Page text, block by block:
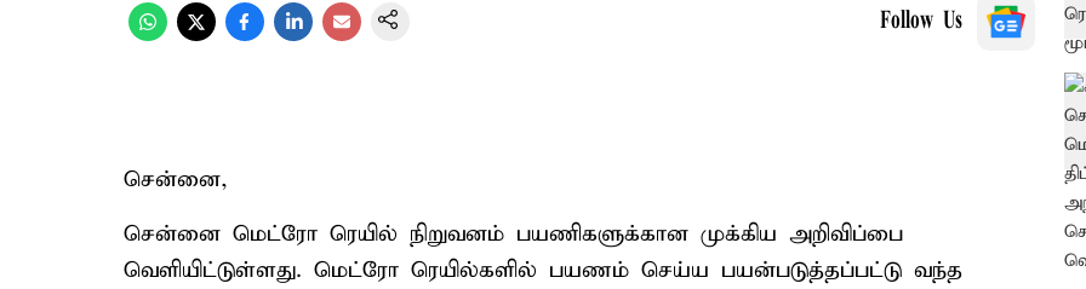
Follow Us
சென்னை,
சென்னை மெட்ரோ ரெயில் நிறுவனம் பயணிகளுக்கான முக்கிய அறிவிப்பை
வெளியிட்டுள்ளது. மெட்ரோ ரெயில்களில் பயணம் செய்ய பயன்படுத்தப்பட்டு வந்த